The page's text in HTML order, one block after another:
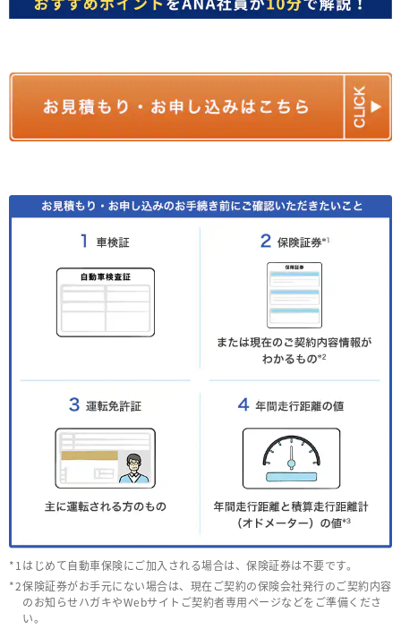
はじめて自動車保険にご加入される場合は、保険証券は不要です。
保険証券がお手元にない場合は、現在ご契約の保険会社発行のご契約内容
のお知らせハガキやWebサイトご契約者専用ページなどをご準備くださ
い。